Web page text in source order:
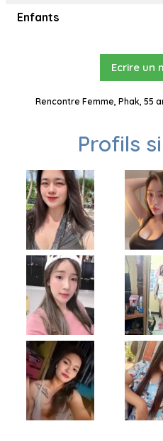
Enfants
Ecrire un
Rencontre Femme, Phak, 55
Profils